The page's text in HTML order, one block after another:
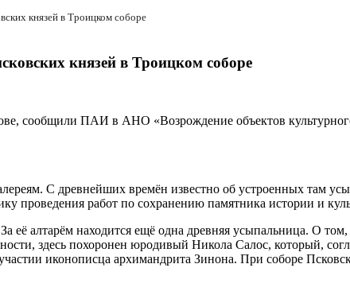
князей в Троицком соборе
князей в Троицком соборе
сообщили ПАИ в АНО «Возрождение объектов
С древнейших времён известно об устроенных там
проведения работ по сохранению памятника истории и
алтарём находится ещё одна древняя усыпальница. О том,
здесь похоронен юродивый Никола Салос, который,
иконописца архимандрита Зинона. При соборе